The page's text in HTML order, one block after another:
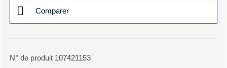
Comparer
N° de produit 107421153